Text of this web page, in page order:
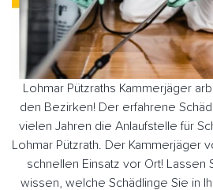
Lohmar Pützraths Kammerjäger
den Bezirken! Der erfahrene
vielen Jahren die Anlaufstelle für
Lohmar Pützrath. Der Kammerjäger
schnellen Einsatz vor Ort! Lassen
wissen, welche Schädlinge Sie in